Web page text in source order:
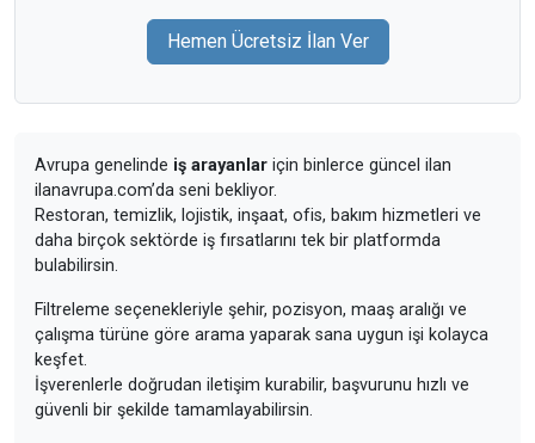
Hemen Ücretsiz İlan Ver
Avrupa genelinde iş arayanlar için binlerce güncel ilan
ilanavrupa.com’da seni bekliyor.
Restoran, temizlik, lojistik, inşaat, ofis, bakım hizmetleri ve
daha birçok sektörde iş fırsatlarını tek bir platformda
bulabilirsin.
Filtreleme seçenekleriyle şehir, pozisyon, maaş aralığı ve
çalışma türüne göre arama yaparak sana uygun işi kolayca
keşfet.
İşverenlerle doğrudan iletişim kurabilir, başvurunu hızlı ve
güvenli bir şekilde tamamlayabilirsin.